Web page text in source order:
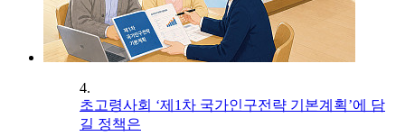
4.
초고령사회 ‘제1차 국가인구전략 기본계획’에 담
길 정책은